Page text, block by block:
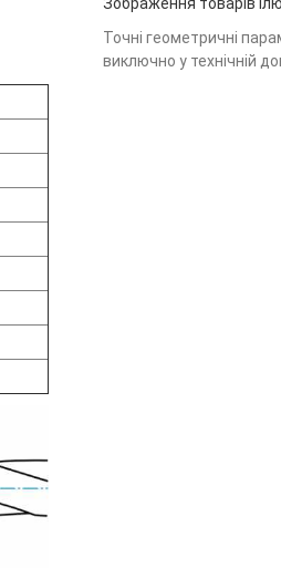
Точні геометричні
виключно у технічній